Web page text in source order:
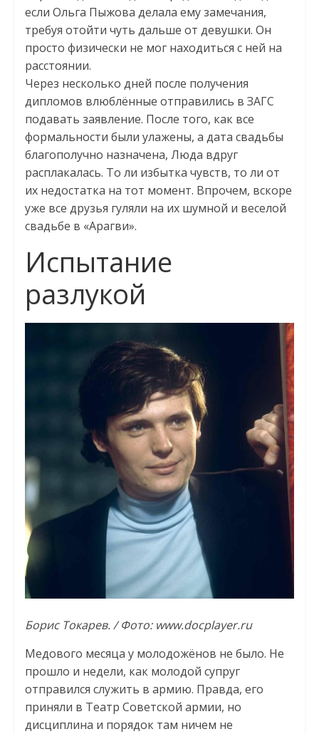
если Ольга Пыжова делала ему замечания,
требуя отойти чуть дальше от девушки. Он
просто физически не мог находиться с ней на
расстоянии.
Через несколько дней после получения
дипломов влюблённые отправились в ЗАГС
подавать заявление. После того, как все
формальности были улажены, а дата свадьбы
благополучно назначена, Люда вдруг
расплакалась. То ли избытка чувств, то ли от
их недостатка на тот момент. Впрочем, вскоре
уже все друзья гуляли на их шумной и веселой
свадьбе в «Арагви».
Испытание
разлукой
Борис Токарев. / Фото: www.docplayer.ru
Медового месяца у молодожёнов не было. Не
прошло и недели, как молодой супруг
отправился служить в армию. Правда, его
приняли в Театр Советской армии, но
дисциплина и порядок там ничем не